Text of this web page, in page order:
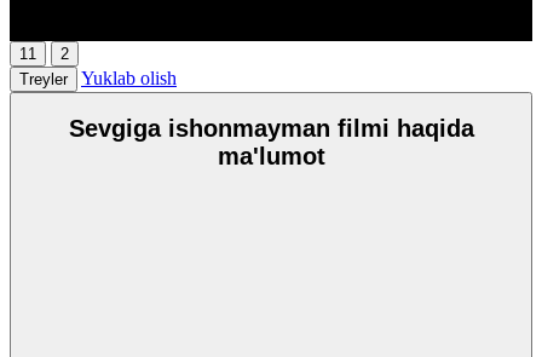
11
2
Treyler
Yuklab olish
Sevgiga ishonmayman filmi haqida
ma'lumot